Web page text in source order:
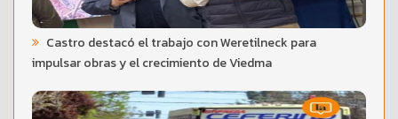
Castro destacó el trabajo con Weretilneck para
impulsar obras y el crecimiento de Viedma